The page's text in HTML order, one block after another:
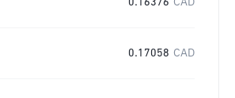
0.16376 CAD
0.17058 CAD